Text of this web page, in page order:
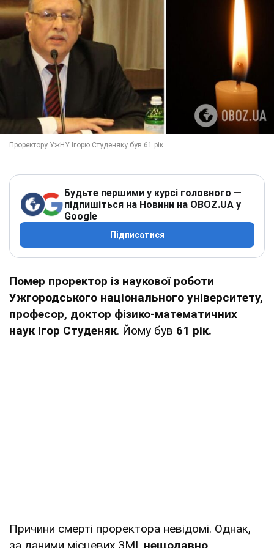
Будьте першими у курсі головного —
підпишіться на Новини на OBOZ.UA у
Google
Підписатися
Помер проректор із наукової роботи
Ужгородського національного університету,
професор, доктор фізико-математичних
наук Ігор Студеняк. Йому був 61 рік.
Причини смерті проректора невідомі. Однак,
за даними місцевих ЗМІ, нещодавно